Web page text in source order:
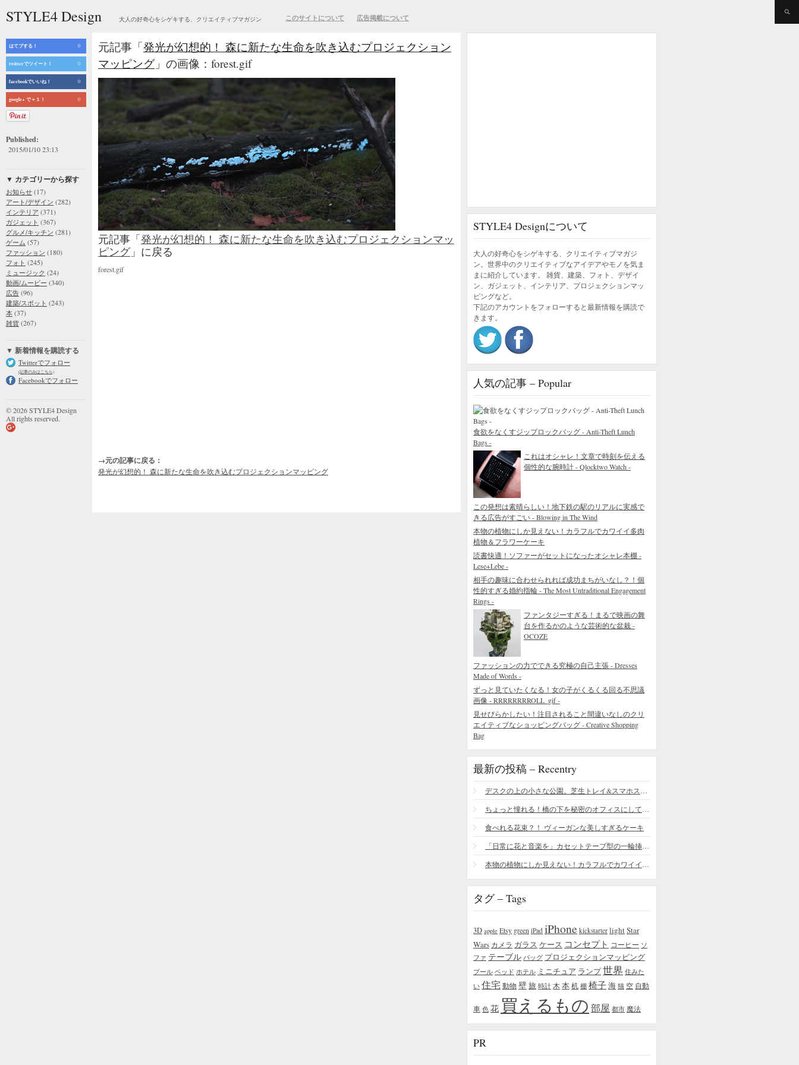
STYLE4 Design 大人の好奇心をシゲキする、クリエイティブマガジン このサイトについて 広告掲載について
はてブする！ 0
twitterでツイート！ 0
facebookでいいね！ 0
google+ で＋１！ 0
Published:
2015/01/10 23:13
▼ カテゴリーから探す
お知らせ (17)
アート/デザイン (282)
インテリア (371)
ガジェット (367)
グルメ/キッチン (281)
ゲーム (57)
ファッション (180)
フォト (245)
ミュージック (24)
動画/ムービー (340)
広告 (96)
建築/スポット (243)
本 (37)
雑貨 (267)
▼ 新着情報を購読する
Twitterでフォロー
(記事のみはこちら)
Facebookでフォロー
© 2026 STYLE4 Design
All rights reserved.
元記事「発光が幻想的！ 森に新たな生命を吹き込むプロジェクション
マッピング 」の画像：forest.gif
元記事「発光が幻想的！ 森に新たな生命を吹き込むプロジェクションマッ
ピング」に戻る
forest.gif
→元の記事に戻る：
発光が幻想的！ 森に新たな生命を吹き込むプロジェクションマッピング
STYLE4 Designについて
大人の好奇心をシゲキする、クリエイティブマガジ
ン。世界中のクリエイティブなアイデアやモノを気ま
まに紹介しています。 雑貨、建築、フォト、デザイ
ン、ガジェット、インテリア、プロジェクションマッ
ピングなど。
下記のアカウントをフォローすると最新情報を購読で
きます。
人気の記事 – Popular
食欲をなくすジップロックバッグ - Anti-Theft Lunch
Bags -
これはオシャレ！文章で時刻を伝える
個性的な腕時計 - Qlocktwo Watch -
この発想は素晴らしい！地下鉄の駅のリアルに実感で
きる広告がすごい - Blowing in The Wind
本物の植物にしか見えない！カラフルでカワイイ多肉
植物＆フラワーケーキ
読書快適！ソファーがセットになったオシャレ本棚 -
Lese+Lebe -
相手の趣味に合わせられれば成功まちがいなし？！個
性的すぎる婚約指輪 - The Most Untraditional Engagement
Rings -
ファンタジーすぎる！まるで映画の舞
台を作るかのような芸術的な盆栽 -
OCOZE
ファッションの力でできる究極の自己主張 - Dresses
Made of Words -
ずっと見ていたくなる！女の子がくるくる回る不思議
画像 - RRRRRRRROLL_gif -
見せびらかしたい！注目されること間違いなしのクリ
エイティブなショッピングバッグ - Creative Shopping
Bag
最新の投稿 – Recentry
食べれる花束？！ ヴィーガンな美しすぎるケーキ
タグ – Tags
3D apple Etsy green iPad iPhone kickstarter lightStar
Wars カメラ ガラス ケース コンセプト コーヒー ソ
ファ テーブル バッグ プロジェクションマッピング
プール ベッド ホテル ミニチュア ランプ世界 住みた
い 住宅 動物 壁旅 時計 木 本机 棚 椅子海 猫 空 自動
車 色 花 買えるもの 部屋 都市 魔法
PR